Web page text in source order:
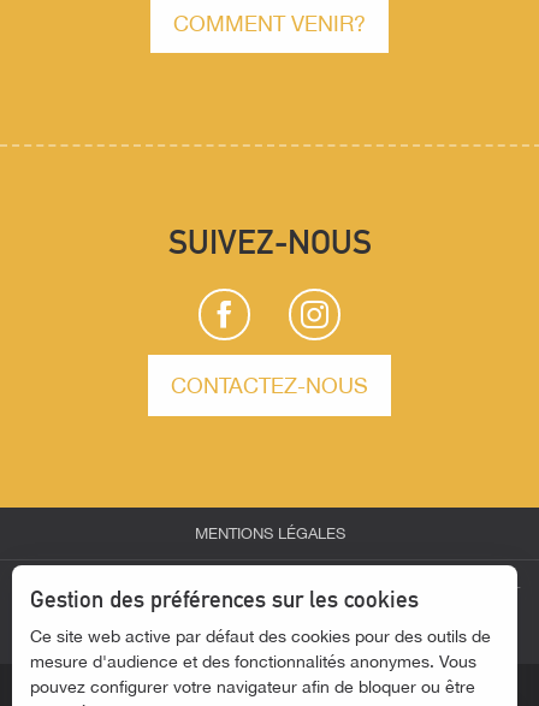
Contacter par email
COMMENT VENIR?
SUIVEZ-NOUS
CONTACTEZ-NOUS
MENTIONS LÉGALES
-
ACTUALITÉS - ACCESSIBILITÉ - SITE NON CONFORME
Gestion des préférences sur les cookies
Ce site web active par défaut des cookies pour des outils de
mesure d'audience et des fonctionnalités anonymes. Vous
pouvez configurer votre navigateur afin de bloquer ou être